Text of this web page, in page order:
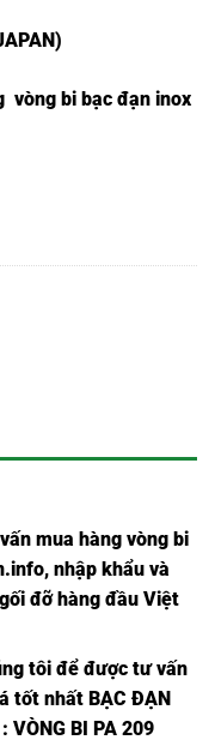
vòng bi bạc đạn inox
mua hàng vòng bi
, nhập khẩu và
gối đỡ hàng đầu Việt
tôi để được tư vấn
tốt nhất BẠC ĐẠN
: VÒNG BI PA 209